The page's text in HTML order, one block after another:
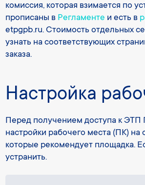
комиссия, которая взимается по
прописаны в Регламенте и есть в
etpgpb.ru. Стоимость отдельных
узнать на соответствующих
заказа.
Настройка
Перед получением доступа к ЭТП
настройки рабочего места (ПК) на
которые рекомендует площадка.
устранить.